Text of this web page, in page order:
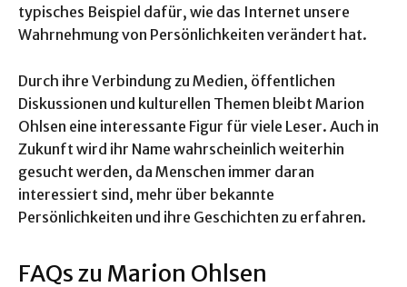
typisches Beispiel dafür, wie das Internet unsere
Wahrnehmung von Persönlichkeiten verändert hat.
Durch ihre Verbindung zu Medien, öffentlichen
Diskussionen und kulturellen Themen bleibt Marion
Ohlsen eine interessante Figur für viele Leser. Auch in
Zukunft wird ihr Name wahrscheinlich weiterhin
gesucht werden, da Menschen immer daran
interessiert sind, mehr über bekannte
Persönlichkeiten und ihre Geschichten zu erfahren.
FAQs zu Marion Ohlsen